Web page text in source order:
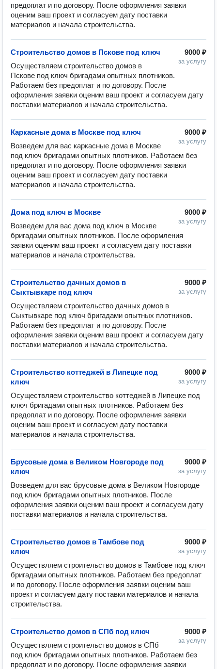
предоплат и по договору. После оформления заявки
оценим ваш проект и согласуем дату поставки
9000 ₽
за услугу
Строительство домов в Пскове под ключ
Осуществляем строительство домов в
Пскове под ключ бригадами опытных плотников.
Работаем без предоплат и по договору. После
оформления заявки оценим ваш проект и согласуем дату
9000 ₽
за услугу
Каркасные дома в Москве под ключ
Возведем для вас каркасные дома в Москве
под ключ бригадами опытных плотников. Работаем без
предоплат и по договору. После оформления заявки
оценим ваш проект и согласуем дату поставки
9000 ₽
за услугу
Дома под ключ в Москве
Возведем для вас дома под ключ в Москве
бригадами опытных плотников. После оформления
заявки оценим ваш проект и согласуем дату поставки
9000 ₽
за услугу
Строительство дачных домов в
Сыктывкаре под ключ
Осуществляем строительство дачных домов в
Сыктывкаре под ключ бригадами опытных плотников.
Работаем без предоплат и по договору. После
оформления заявки оценим ваш проект и согласуем дату
9000 ₽
за услугу
Строительство коттеджей в Липецке под
ключ
Осуществляем строительство коттеджей в Липецке под
ключ бригадами опытных плотников. Работаем без
предоплат и по договору. После оформления заявки
оценим ваш проект и согласуем дату поставки
9000 ₽
за услугу
Брусовые дома в Великом Новгороде под
ключ
Возведем для вас брусовые дома в Великом Новгороде
под ключ бригадами опытных плотников. После
оформления заявки оценим ваш проект и согласуем дату
9000 ₽
за услугу
Строительство домов в Тамбове под
ключ
Осуществляем строительство домов в Тамбове под ключ
бригадами опытных плотников. Работаем без предоплат
и по договору. После оформления заявки оценим ваш
проект и согласуем дату поставки материалов и начала
9000 ₽
за услугу
Строительство домов в СПб под ключ
Осуществляем строительство домов в СПб
под ключ бригадами опытных плотников. Работаем без
предоплат и по договору. После оформления заявки